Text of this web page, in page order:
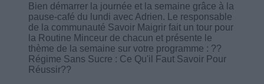
Bien démarrer la journée et la semaine grâce à la
pause-café du lundi avec Adrien. Le responsable
de la communauté Savoir Maigrir fait un tour pour
la Routine Minceur de chacun et présente le
thème de la semaine sur votre programme : ??
Régime Sans Sucre : Ce Qu'il Faut Savoir Pour
Réussir??